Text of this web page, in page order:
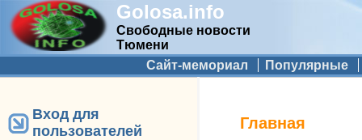
Golosa.info
Свободные новости
Тюмени
Дополнительное меню
Сайт-мемориал Популярные
Вход для
пользователей
Вы здесь
Главная